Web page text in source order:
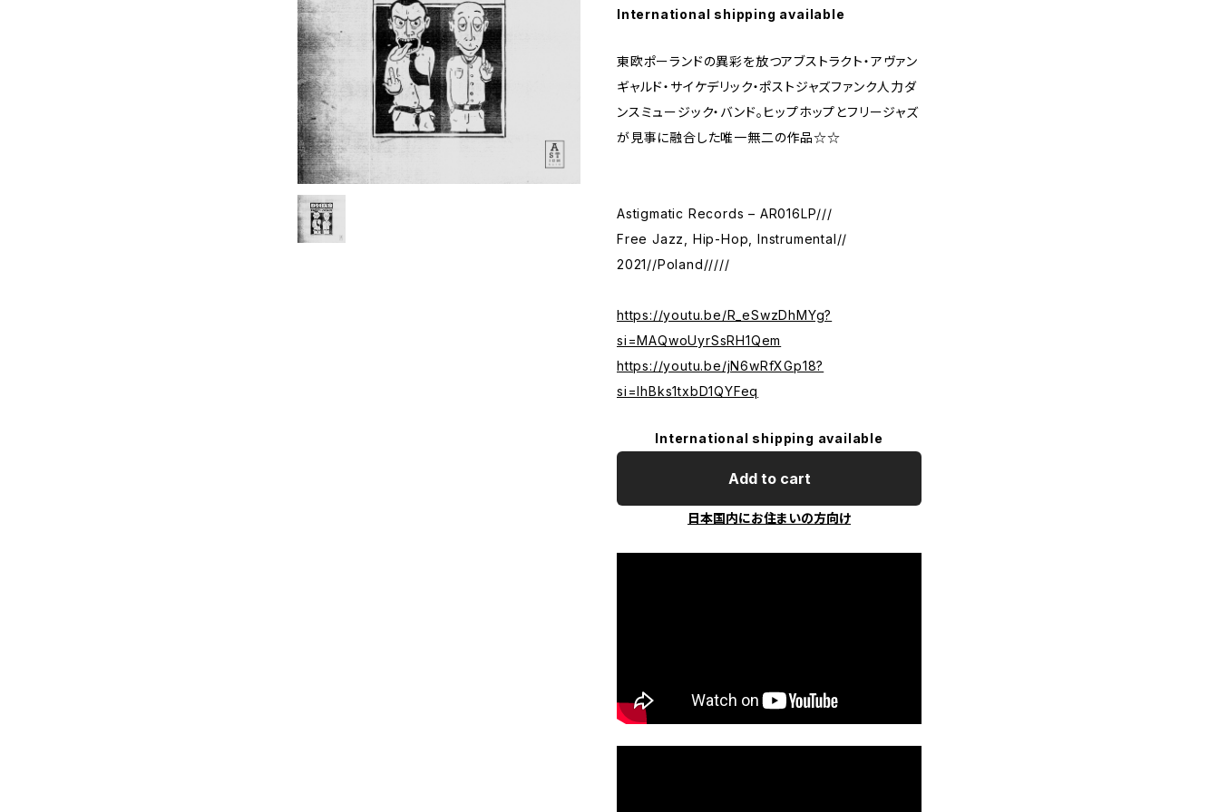
International shipping available
東欧ポーランドの異彩を放つアブストラクト・アヴァン
ギャルド・サイケデリック・ポストジャズファンク人力ダ
ンスミュージック・バンド。ヒップホップとフリージャズ
が見事に融合した唯一無二の作品☆☆
Astigmatic Records – AR016LP///
Free Jazz, Hip-Hop, Instrumental//
2021//Poland/////
https://youtu.be/R_eSwzDhMYg?
si=MAQwoUyrSsRH1Qem
https://youtu.be/jN6wRfXGp18?
si=IhBks1txbD1QYFeq
International shipping available
Add to cart
日本国内にお住まいの方向け